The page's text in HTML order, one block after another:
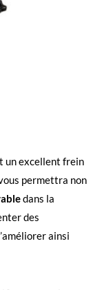
un excellent frein
permettra non
dans la
des
ainsi